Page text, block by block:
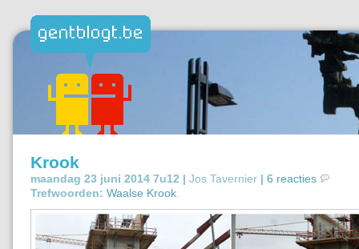
Krook
maandag 23 juni 2014 7u12 | Jos Tavernier | 6 reacties
Trefwoorden: Waalse Krook